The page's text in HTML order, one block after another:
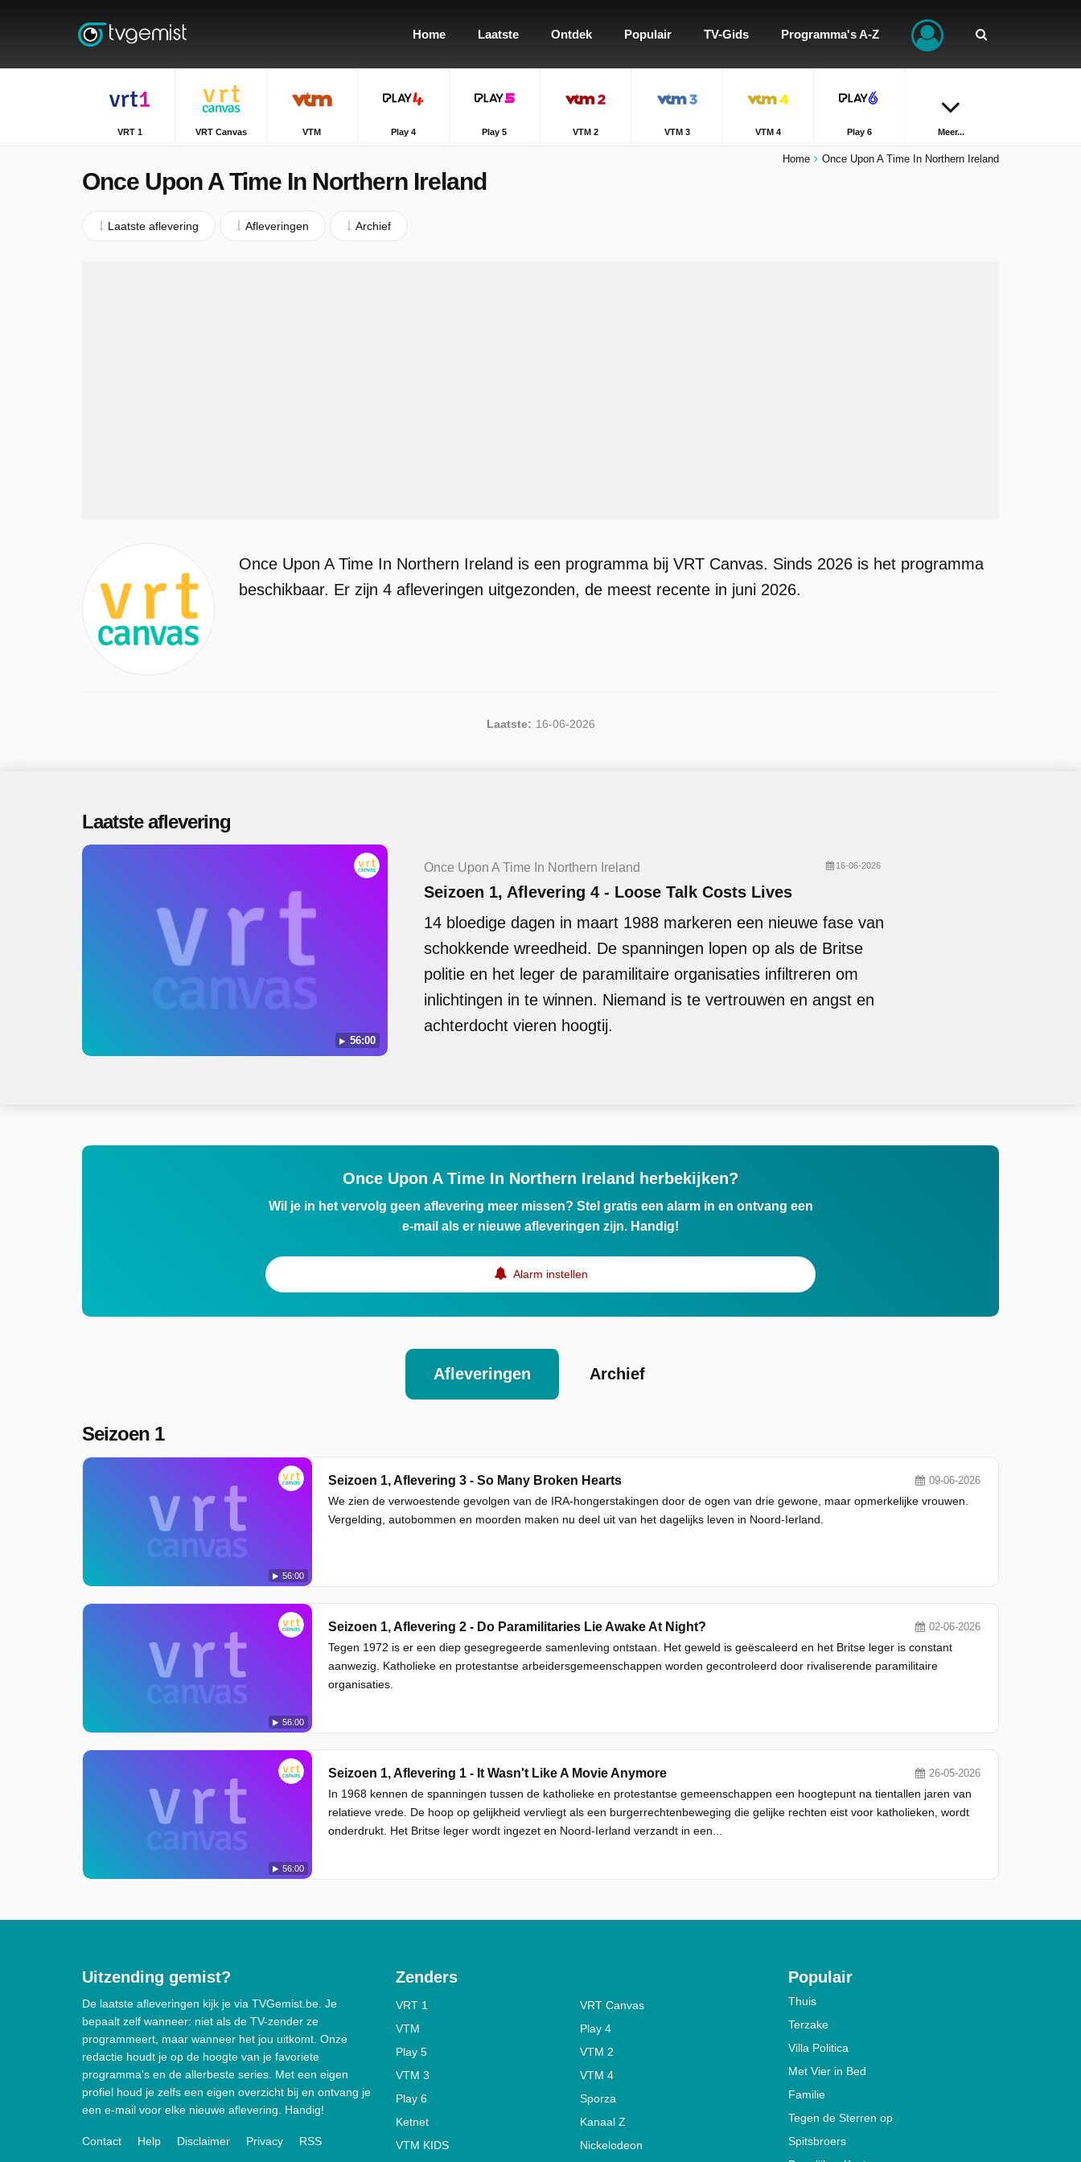
Home Laatste Ontdek Populair TV-Gids Programma's A-Z
VRT 1 VRT Canvas VTM Play 4 Play 5 VTM 2 VTM 3 VTM 4 Play 6 Meer...
Home Once Upon A Time In Northern Ireland
Once Upon A Time In Northern Ireland
Laatste aflevering Afleveringen Archief
Once Upon A Time In Northern Ireland is een programma bij VRT Canvas. Sinds 2026 is het programma
beschikbaar. Er zijn 4 afleveringen uitgezonden, de meest recente in juni 2026.
Laatste: 16-06-2026
Laatste aflevering
56:00
Once Upon A Time In Northern Ireland 16-06-2026
Seizoen 1, Aflevering 4 - Loose Talk Costs Lives
14 bloedige dagen in maart 1988 markeren een nieuwe fase van
schokkende wreedheid. De spanningen lopen op als de Britse
politie en het leger de paramilitaire organisaties infiltreren om
inlichtingen in te winnen. Niemand is te vertrouwen en angst en
achterdocht vieren hoogtij.
Once Upon A Time In Northern Ireland herbekijken?
Wil je in het vervolg geen aflevering meer missen? Stel gratis een alarm in en ontvang een
e-mail als er nieuwe afleveringen zijn. Handig!
Alarm instellen
Afleveringen Archief
Seizoen 1
56:00
Seizoen 1, Aflevering 3 - So Many Broken Hearts 09-06-2026
We zien de verwoestende gevolgen van de IRA-hongerstakingen door de ogen van drie gewone, maar opmerkelijke vrouwen.
Vergelding, autobommen en moorden maken nu deel uit van het dagelijks leven in Noord-Ierland.
56:00
Seizoen 1, Aflevering 2 - Do Paramilitaries Lie Awake At Night? 02-06-2026
Tegen 1972 is er een diep gesegregeerde samenleving ontstaan. Het geweld is geëscaleerd en het Britse leger is constant
aanwezig. Katholieke en protestantse arbeidersgemeenschappen worden gecontroleerd door rivaliserende paramilitaire
organisaties.
56:00
Seizoen 1, Aflevering 1 - It Wasn't Like A Movie Anymore 26-05-2026
In 1968 kennen de spanningen tussen de katholieke en protestantse gemeenschappen een hoogtepunt na tientallen jaren van
relatieve vrede. De hoop op gelijkheid vervliegt als een burgerrechtenbeweging die gelijke rechten eist voor katholieken, wordt
onderdrukt. Het Britse leger wordt ingezet en Noord-Ierland verzandt in een...
Uitzending gemist?
De laatste afleveringen kijk je via TVGemist.be. Je
bepaalt zelf wanneer: niet als de TV-zender ze
programmeert, maar wanneer het jou uitkomt. Onze
redactie houdt je op de hoogte van je favoriete
programma's en de allerbeste series. Met een eigen
profiel houd je zelfs een eigen overzicht bij en ontvang je
een e-mail voor elke nieuwe aflevering. Handig!
Contact Help Disclaimer Privacy RSS
Zenders
VRT 1
VRT Canvas
VTM
Play 4
Play 5
VTM 2
VTM 3
VTM 4
Play 6
Sporza
Ketnet
Kanaal Z
VTM KIDS
Nickelodeon
Populair
Thuis
Terzake
Villa Politica
Met Vier in Bed
Familie
Tegen de Sterren op
Spitsbroers